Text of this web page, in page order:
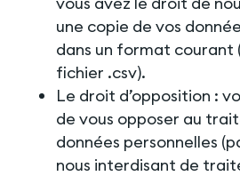
une copie de vos
dans un format courant
fichier .csv).
Le droit d’opposition :
de vous opposer au
données personnelles
nous interdisant de